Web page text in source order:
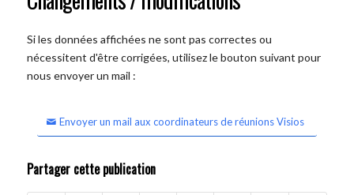
Si les données affichées ne sont pas correctes ou
nécessitent d'être corrigées, utilisez le bouton suivant pour
nous envoyer un mail :
Envoyer un mail aux coordinateurs de réunions Visios
Partager cette publication